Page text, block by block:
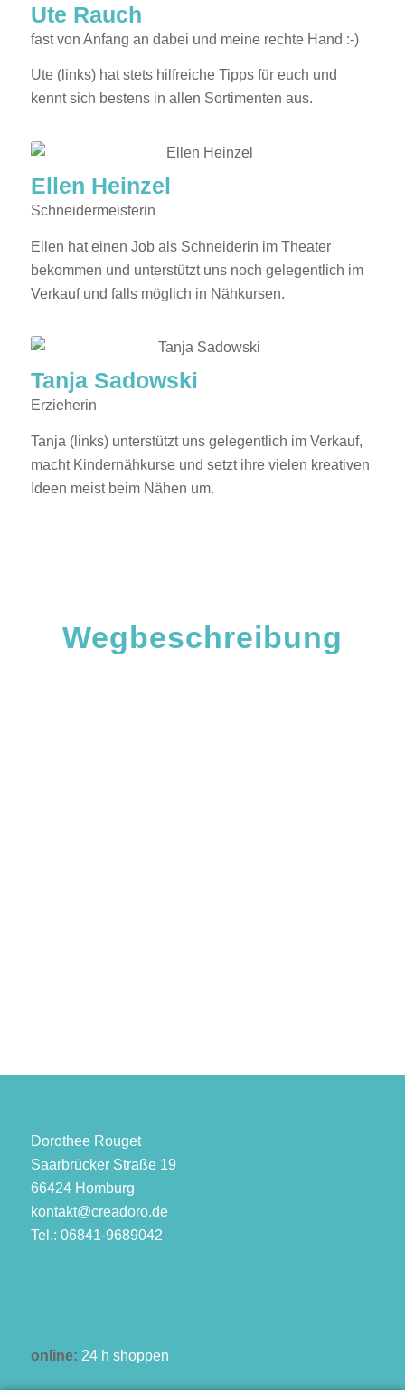
Ute Rauch
fast von Anfang an dabei und meine rechte Hand :-)
Ute (links) hat stets hilfreiche Tipps für euch und
kennt sich bestens in allen Sortimenten aus.
Ellen Heinzel
Schneidermeisterin
Ellen hat einen Job als Schneiderin im Theater
bekommen und unterstützt uns noch gelegentlich im
Verkauf und falls möglich in Nähkursen.
Tanja Sadowski
Erzieherin
Tanja (links) unterstützt uns gelegentlich im Verkauf,
macht Kindernähkurse und setzt ihre vielen kreativen
Ideen meist beim Nähen um.
Wegbeschreibung
Dorothee Rouget
Saarbrücker Straße 19
66424 Homburg
kontakt@creadoro.de
Tel.: 06841-9689042
online: 24 h shoppen